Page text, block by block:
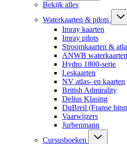
Bekijk alles
Waterkaarten & pilots
Imray kaarten
Imray pilots
Stroomkaarten &
ANWB waterkaarten
Hydro 1800-serie
Leskaarten
NV atlas- en kaarten
British Admirality
Delius Klasing
DuBreil (Franse
Vaarwijzers
Jurbenmann
Cursusboeken